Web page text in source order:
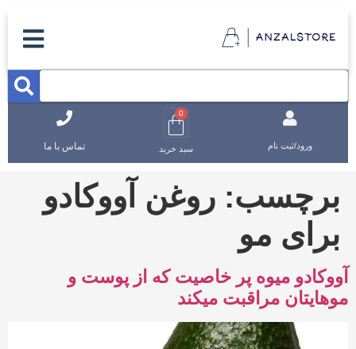
ورود/ثبت نام
0
سبد خرید تماس با ما
برچسب: روغن آووکادو
برای مو
آووکادو میوه پر خاصیت که از پوست و
موهایتان مراقبت میکند